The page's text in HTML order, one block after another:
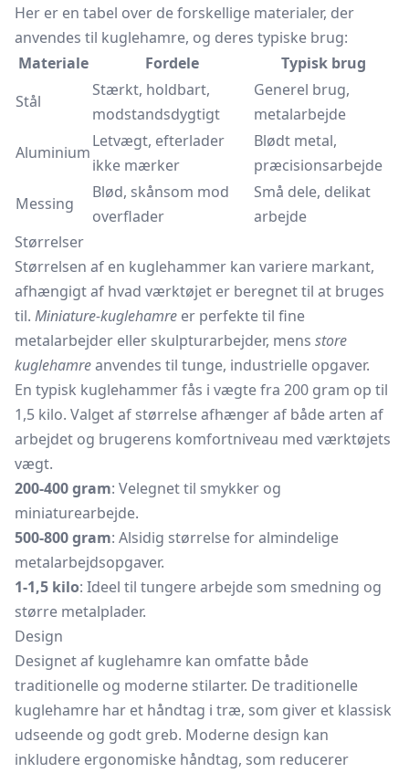
Her er en tabel over de forskellige materialer, der
anvendes til kuglehamre, og deres typiske brug:
Materiale
Fordele
Typisk brug
Stål
Stærkt, holdbart,
modstandsdygtigt
Generel brug,
metalarbejde
Aluminium
Letvægt, efterlader
ikke mærker
Blødt metal,
præcisionsarbejde
Messing
Blød, skånsom mod
overflader
Små dele, delikat
arbejde
Størrelser
Størrelsen af ​​en kuglehammer kan variere markant,
afhængigt af hvad værktøjet er beregnet til at bruges
til. Miniature-kuglehamre er perfekte til fine
metalarbejder eller skulpturarbejder, mens store
kuglehamreanvendes til tunge, industrielle opgaver.
En typisk kuglehammer fås i vægte fra 200 gram op til
1,5 kilo. Valget af størrelse afhænger af både arten af
arbejdet og brugerens komfortniveau med værktøjets
vægt.
200-400 gram: Velegnet til smykker og
miniaturearbejde.
500-800 gram: Alsidig størrelse for almindelige
metalarbejdsopgaver.
1-1,5 kilo: Ideel til tungere arbejde som smedning og
større metalplader.
Design
Designet af kuglehamre kan omfatte både
traditionelle og moderne stilarter. De traditionelle
kuglehamre har et håndtag i træ, som giver et klassisk
udseende og godt greb. Moderne design kan
inkludere ergonomiske håndtag, som reducerer